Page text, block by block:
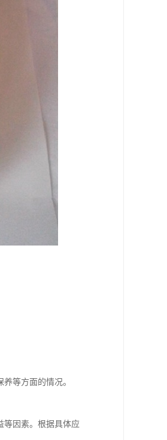
等方面的情况。
等因素。根据具体应